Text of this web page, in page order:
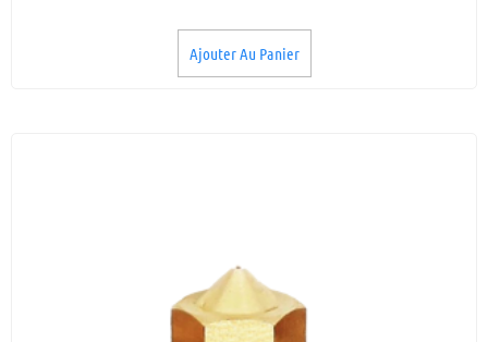
Ajouter Au Panier